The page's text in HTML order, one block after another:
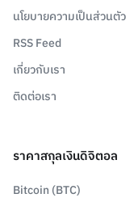
นโยบายความเป็นส่วนตัว
RSS Feed
เกี่ยวกับเรา
ติดต่อเรา
ราคาสกุลเงินดิจิตอล
Bitcoin (BTC)